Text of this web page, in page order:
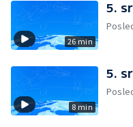
26 min
5.
8 min
5.